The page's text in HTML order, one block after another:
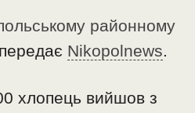
районному
Nikopolnews.
хлопець вийшов з